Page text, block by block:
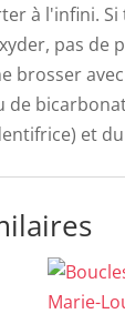
à l'infini.
pas de
brosser
de
et